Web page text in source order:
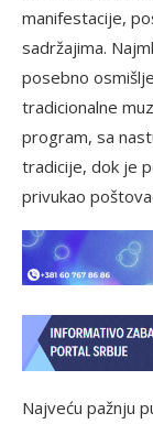
manifestacije,
sadržajima.
posebno
tradicionalne
program, sa
tradicije, dok je
privukao
Najveću pažnju